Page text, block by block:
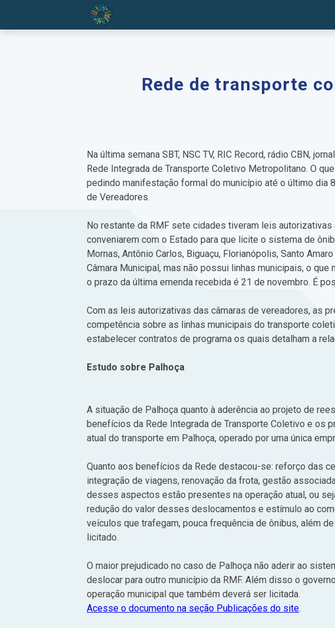
Rede de transporte
Na última semana SBT, NSC TV, RIC Record, rádio CBN,
Rede Integrada de Transporte Coletivo Metropolitano. O
pedindo manifestação formal do município até o último dia
de Vereadores.
No restante da RMF sete cidades tiveram leis
conveniarem com o Estado para que licite o sistema de
Mornas, Antônio Carlos, Biguaçu, Florianópolis, Santo
Câmara Municipal, mas não possui linhas municipais, o
o prazo da última emenda recebida é 21 de novembro. É
Com as leis autorizativas das câmaras de vereadores, as
competência sobre as linhas municipais do transporte
estabelecer contratos de programa os quais detalham a
Estudo sobre Palhoça
A situação de Palhoça quanto à aderência ao projeto de
benefícios da Rede Integrada de Transporte Coletivo e os
atual do transporte em Palhoça, operado por uma única
Quanto aos benefícios da Rede destacou-se: reforço das
integração de viagens, renovação da frota, gestão
desses aspectos estão presentes na operação atual, ou
redução do valor desses deslocamentos e estímulo ao
veículos que trafegam, pouca frequência de ônibus, além
licitado.
O maior prejudicado no caso de Palhoça não aderir ao
deslocar para outro município da RMF. Além disso o
operação municipal que também deverá ser licitada.
Acesse o documento na seção Publicações do site.